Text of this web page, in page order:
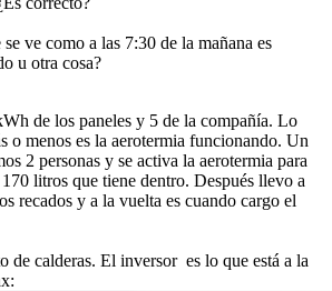
ve como a las 7:30 de la mañana es
u otra cosa?
de los paneles y 5 de la compañía. Lo
o menos es la aerotermia funcionando. Un
2 personas y se activa la aerotermia para
litros que tiene dentro. Después llevo a
recados y a la vuelta es cuando cargo el
de calderas. El inversor es lo que está a la